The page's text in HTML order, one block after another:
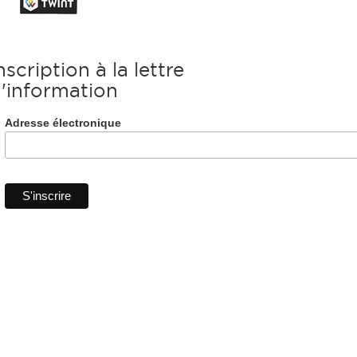
à la lettre
Adresse électronique